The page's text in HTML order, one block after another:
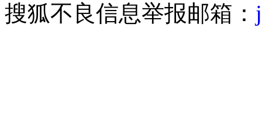
搜狐不良信息举报邮箱：